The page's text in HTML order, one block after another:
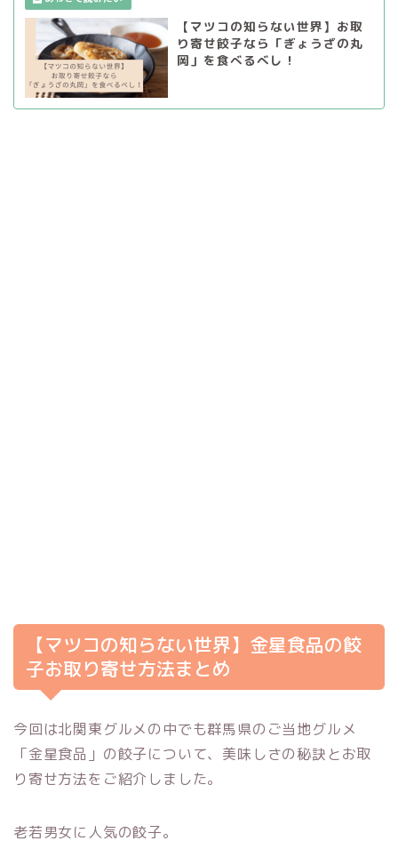
【マツコの知らない世界】お取
り寄せ餃子なら「ぎょうざの丸
岡」を食べるべし！
【マツコの知らない世界】金星食品の餃
子お取り寄せ方法まとめ
今回は北関東グルメの中でも群馬県のご当地グルメ
「金星食品」の餃子について、美味しさの秘訣とお取
り寄せ方法をご紹介しました。
老若男女に人気の餃子。